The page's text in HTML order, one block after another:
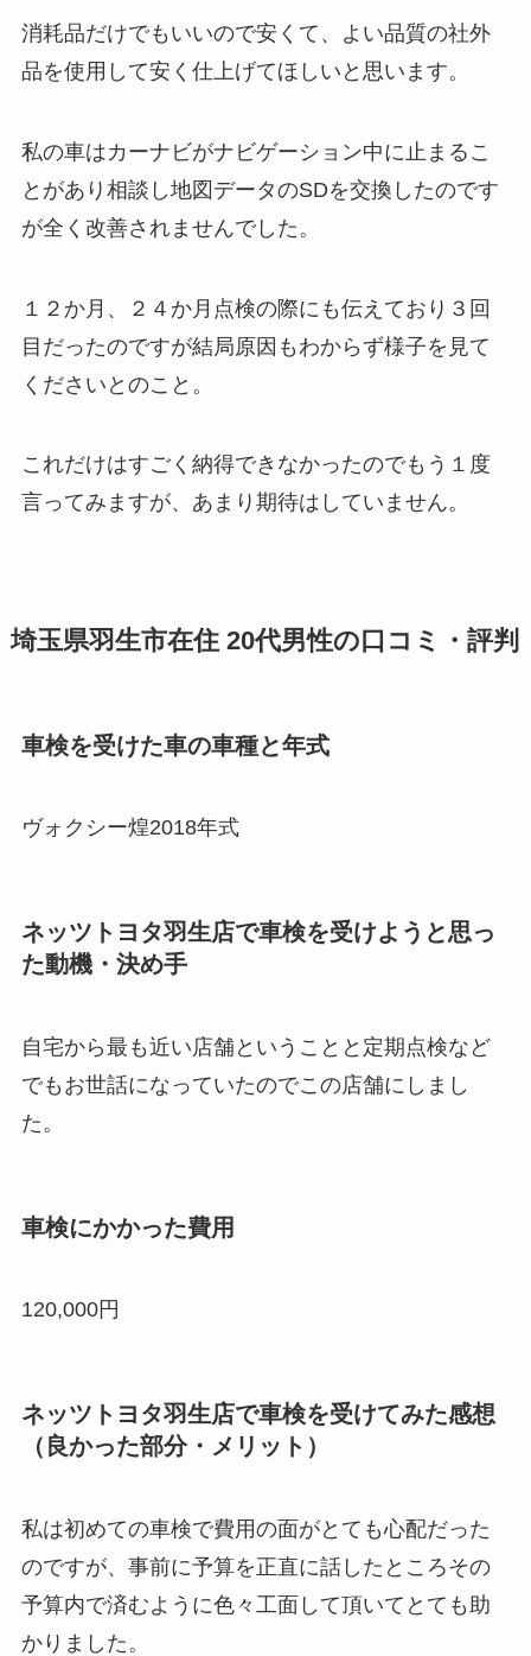
消耗品だけでもいいので安くて、よい品質の社外
品を使用して安く仕上げてほしいと思います。
私の車はカーナビがナビゲーション中に止まるこ
とがあり相談し地図データのSDを交換したのです
が全く改善されませんでした。
１２か月、２４か月点検の際にも伝えており３回
目だったのですが結局原因もわからず様子を見て
くださいとのこと。
これだけはすごく納得できなかったのでもう１度
言ってみますが、あまり期待はしていません。
埼玉県羽生市在住 20代男性の口コミ・評判
車検を受けた車の車種と年式
ヴォクシー煌2018年式
ネッツトヨタ羽生店で車検を受けようと思っ
た動機・決め手
自宅から最も近い店舗ということと定期点検など
でもお世話になっていたのでこの店舗にしまし
た。
車検にかかった費用
120,000円
ネッツトヨタ羽生店で車検を受けてみた感想
（良かった部分・メリット）
私は初めての車検で費用の面がとても心配だった
のですが、事前に予算を正直に話したところその
予算内で済むように色々工面して頂いてとても助
かりました。